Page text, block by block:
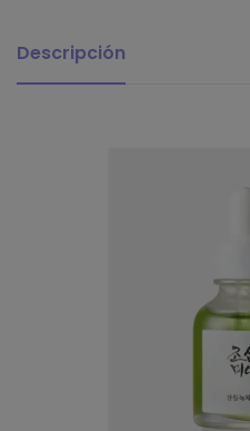
Descripción